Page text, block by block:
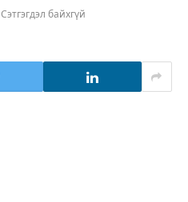
Сэтгэгдэл байхгүй